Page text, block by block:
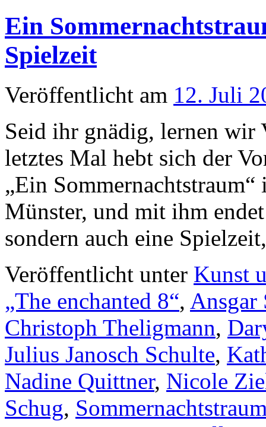
Ein
Spielzeit
Veröffentlicht am 12. Juli
Seid ihr gnädig, lernen wir
letztes Mal hebt sich der
„Ein
Münster, und mit ihm
sondern auch eine
Veröffentlicht unter Kunst
„The enchanted 8“, Ansgar
Christoph Theligmann,
Julius Janosch Schulte,
Nadine Quittner, Nicole
Schug,